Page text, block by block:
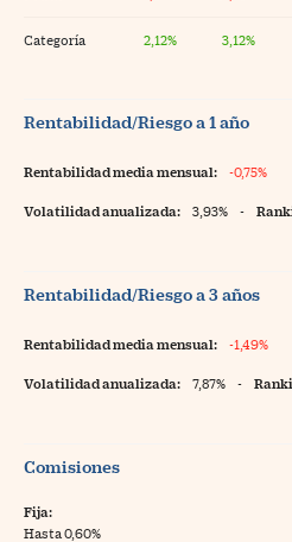
Categoría 2,12% 3,12%
Rentabilidad/Riesgo a 1 año
Rentabilidad media mensual: -0,75%
Volatilidad anualizada: 3,93% -
Rentabilidad/Riesgo a 3 años
Rentabilidad media mensual: -1,49%
Volatilidad anualizada: 7,87% -
Comisiones
Fija:
Hasta 0,60%